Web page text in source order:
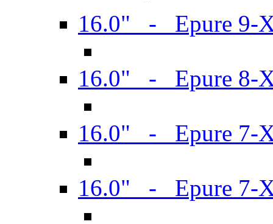
16.0" - Epure 9-
16.0" - Epure 8-
16.0" - Epure 7-
16.0" - Epure 7-